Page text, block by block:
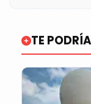
TE